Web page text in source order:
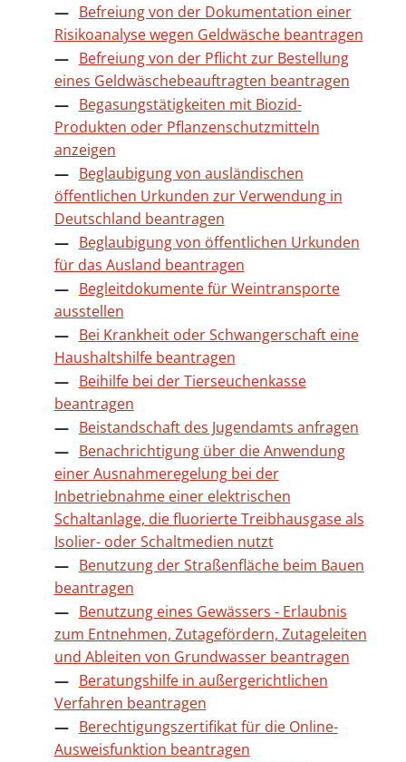
Befreiung von der Dokumentation einer
Risikoanalyse wegen Geldwäsche beantragen
Befreiung von der Pflicht zur Bestellung
eines Geldwäschebeauftragten beantragen
Begasungstätigkeiten mit Biozid-
Produkten oder Pflanzenschutzmitteln
anzeigen
Beglaubigung von ausländischen
öffentlichen Urkunden zur Verwendung in
Deutschland beantragen
Beglaubigung von öffentlichen Urkunden
für das Ausland beantragen
Begleitdokumente für Weintransporte
ausstellen
Bei Krankheit oder Schwangerschaft eine
Haushaltshilfe beantragen
Beihilfe bei der Tierseuchenkasse
beantragen
Beistandschaft des Jugendamts anfragen
Benachrichtigung über die Anwendung
einer Ausnahmeregelung bei der
Inbetriebnahme einer elektrischen
Schaltanlage, die fluorierte Treibhausgase als
Isolier- oder Schaltmedien nutzt
Benutzung der Straßenfläche beim Bauen
beantragen
Benutzung eines Gewässers - Erlaubnis
zum Entnehmen, Zutagefördern, Zutageleiten
und Ableiten von Grundwasser beantragen
Beratungshilfe in außergerichtlichen
Verfahren beantragen
Berechtigungszertifikat für die Online-
Ausweisfunktion beantragen